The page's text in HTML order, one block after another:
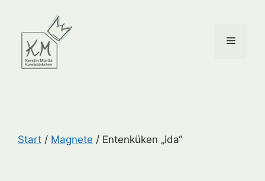
content
Menu
Start / Magnete / Entenküken „Ida“